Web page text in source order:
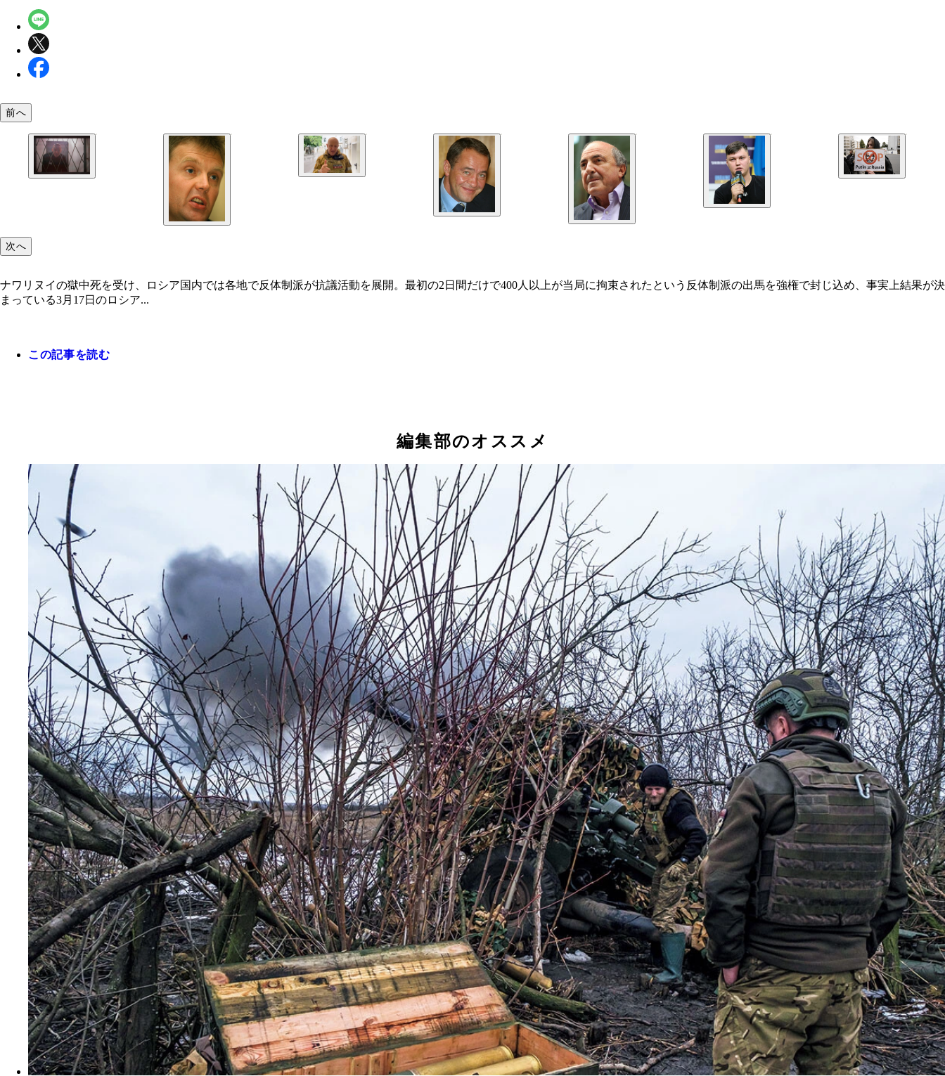
アレクセイ・ナワリヌイ（1976-2024） プーチン政権の汚職を告発するブロガーとして人気を博し、反体制派の指導者に。2020年には暗殺未遂に遭う。21年1月に過去の経済
理由に投獄され、今年2月16日に獄中死
エフゲニー・プリゴジン（1961-2023） 民間軍事会社ワグネルを創設しプーチン政権の裏仕事を担ったが、ウクライナ侵攻で露軍への批判を強め武装蜂起の姿勢を見せたこと
6月に失脚。その2ヵ月後に墜落死
ナワリヌイの獄中死を受け、ロシア国内では各地で反体制派が抗議活動を展開。最初の2日間だけで400人以上が当局に拘束されたという
前へ
次へ
ナワリヌイの獄中死を受け、ロシア国内では各地で反体制派が抗議活動を展開。最初の2日間だけで400人以上が当局に拘束されたという反体制派の出馬を強権で封じ込め、事実上結果が決
まっている3月17日のロシア...
この記事を読む
編集部のオススメ